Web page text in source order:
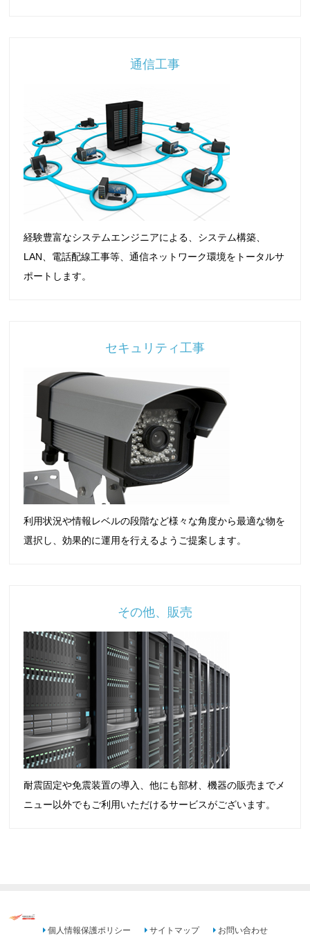
通信工事
経験豊富なシステムエンジニアによる、システム構築、
LAN、電話配線工事等、通信ネットワーク環境をトータルサ
ポートします。
セキュリティ工事
利用状況や情報レベルの段階など様々な角度から最適な物を
選択し、効果的に運用を行えるようご提案します。
その他、販売
耐震固定や免震装置の導入、他にも部材、機器の販売までメ
ニュー以外でもご利用いただけるサービスがございます。
個人情報保護ポリシー サイトマップ お問い合わせ